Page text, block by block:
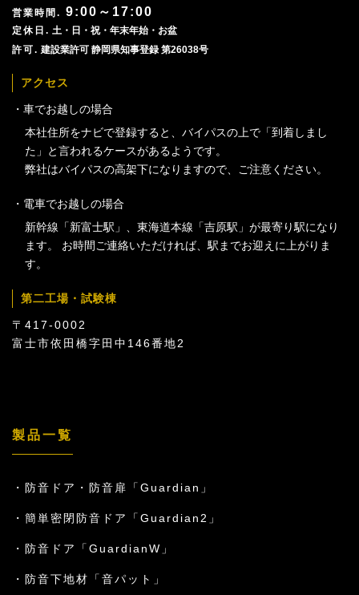
9:00～17:00
土・日・祝・年末年始・お盆
建設業許可 静岡県知事登録 第26038号
アクセス
車でお越しの場合
本社住所をナビで登録すると、バイパスの上で「到着しまし
た」と言われるケースがあるようです。
弊社はバイパスの高架下になりますので、ご注意ください。
電車でお越しの場合
新幹線「新富士駅」、東海道本線「吉原駅」が最寄り駅になり
ます。 お時間ご連絡いただければ、駅までお迎えに上がりま
す。
第二工場・試験棟
〒417-0002
富士市依田橋字田中146番地2
製品一覧
防音ドア・防音扉「Guardian」
簡単密閉防音ドア「Guardian2」
防音ドア「GuardianW」
防音下地材「音パット」